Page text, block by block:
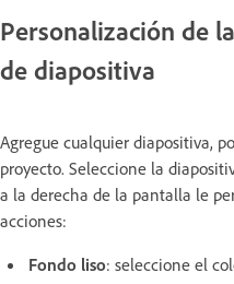
Personalización de
de diapositiva
Agregue cualquier diapositiva,
proyecto. Seleccione la
a la derecha de la pantalla le
acciones:
Fondo liso: seleccione el